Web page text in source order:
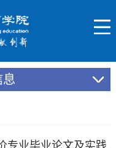
息
专业毕业论文及实践